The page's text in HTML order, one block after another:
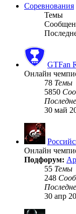
Соревнования
Темы
GTFan
Онлайн
78 Темы
5850
30 май
Онлайн
Подфорум:
55 Темы
248
30 апр